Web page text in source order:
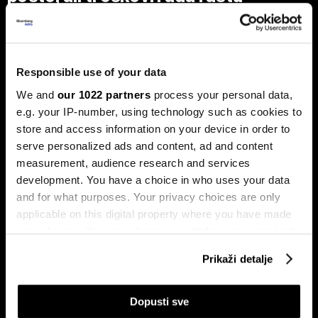
Responsible use of your data
We and our 1022 partners process your personal data,
e.g. your IP-number, using technology such as cookies to
store and access information on your device in order to
serve personalized ads and content, ad and content
measurement, audience research and services
development. You have a choice in who uses your data
and for what purposes. Your privacy choices are only
applicable on this digital property where you have made
your choices. You can change or withdraw your consent
If you allow, we would also like to:
Prikaži detalje
Dopusti sve
dvostruko brže
Analiza je predstavljena na zajedničkom sastanku FIA-e i
Udruženja poslodavaca Federacije BiH, gdje je istaknuto da
Od ukupno 28.634 privredna društva u Federaciji, čak 98,6
ukupnih prihoda i 95 posto ukupne dobiti.
krize, ali oporavak i dalje zavisi